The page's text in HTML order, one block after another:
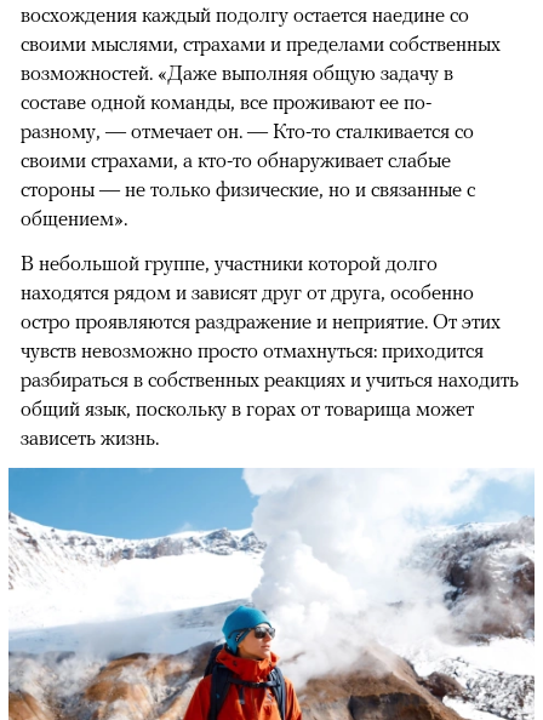
восхождения каждый подолгу остается наедине со
своими мыслями, страхами и пределами собственных
возможностей. «Даже выполняя общую задачу в
составе одной команды, все проживают ее по-
разному, — отмечает он. — Кто-то сталкивается со
своими страхами, а кто-то обнаруживает слабые
стороны — не только физические, но и связанные с
общением».
В небольшой группе, участники которой долго
находятся рядом и зависят друг от друга, особенно
остро проявляются раздражение и неприятие. От этих
чувств невозможно просто отмахнуться: приходится
разбираться в собственных реакциях и учиться находить
общий язык, поскольку в горах от товарища может
зависеть жизнь.